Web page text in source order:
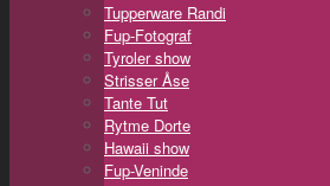
Tupperware Randi
Fup-Fotograf
Tyroler show
Strisser Åse
Tante Tut
Rytme Dorte
Hawaii show
Fup-Veninde